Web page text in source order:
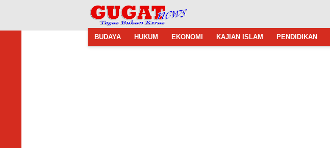
BUDAYA HUKUM EKONOMI KAJIAN ISLAM PENDIDIKAN